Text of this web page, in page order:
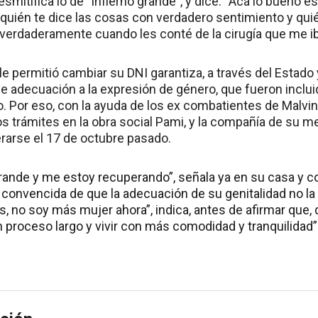
te dice las cosas con verdadero sentimiento y
cuando les conté de la cirugía que me
permitió cambiar su DNI garantiza, a través del
adecuación a la expresión de género, que fueron
Por eso, con la ayuda de los ex combatientes de
trámites en la obra social Pami, y la compañía de su
el 17 de octubre pasado.
y me estoy recuperando”, señala ya en su casa y
de que la adecuación de su genitalidad no
no soy más mujer ahora”, indica, antes de afirmar
proceso largo y vivir con más comodidad y